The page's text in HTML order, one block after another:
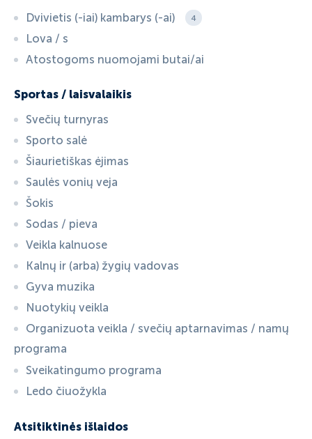
Dvivietis (-iai) kambarys (-ai)
4
Lova / s
Atostogoms nuomojami butai/ai
Sportas / laisvalaikis
Svečių turnyras
Sporto salė
Šiaurietiškas ėjimas
Saulės vonių veja
Šokis
Sodas / pieva
Veikla kalnuose
Kalnų ir (arba) žygių vadovas
Gyva muzika
Nuotykių veikla
Organizuota veikla / svečių aptarnavimas / namų
programa
Sveikatingumo programa
Ledo čiuožykla
Atsitiktinės išlaidos